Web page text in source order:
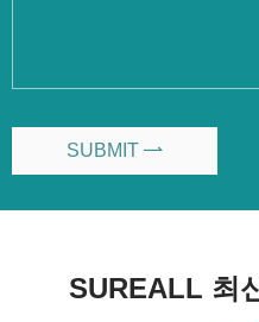
SUBMIT 
SUREALL 최